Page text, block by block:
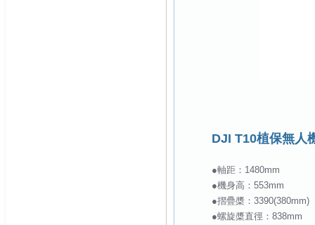
DJI T10植保無人
●軸距：1480mm
●機身高：553mm
●摺疊槳：3390(380mm)
●螺旋槳直徑：838mm